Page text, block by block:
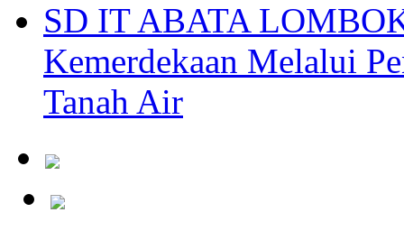
SD IT ABATA
Kemerdekaan Melalui
Tanah Air